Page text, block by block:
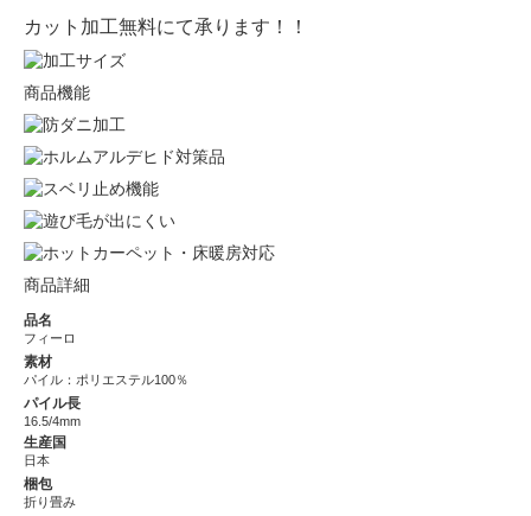
カット加工無料にて承ります！！
商品機能
商品詳細
品名
フィーロ
素材
パイル：ポリエステル100％
パイル長
16.5/4mm
生産国
日本
梱包
折り畳み